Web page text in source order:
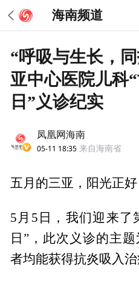
海南频道
“呼吸与生长，
亚中心医院儿科
日”义诊纪实
凤凰网海南
05-11 18:35 来自海南省
五月的三亚，阳光正好
5月5日，我们迎来了
日”，此次义诊的主
者均能获得抗炎吸入治